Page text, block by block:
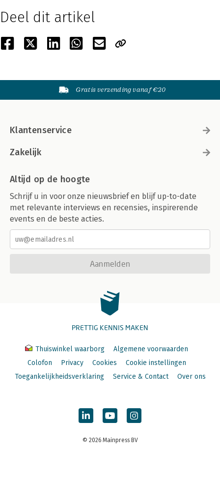
Deel dit artikel
Gratis verzending vanaf €20
Klantenservice
Zakelijk
Altijd op de hoogte
Schrijf u in voor onze nieuwsbrief en blijf up-to-date
met relevante interviews en recensies, inspirerende
events en de beste acties.
Aanmelden
PRETTIG KENNIS MAKEN
Thuiswinkel waarborg
Algemene voorwaarden
Colofon
Privacy Cookies
Cookie instellingen
Toegankelijkheidsverklaring
Service & Contact Over ons
© 2026 Mainpress BV